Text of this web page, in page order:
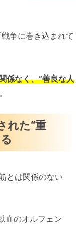
争に巻き込まれて
係なく、“善良な人
れた“重
とは関係のない
血のオルフェン